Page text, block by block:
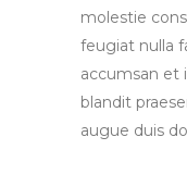
molestie
feugiat nulla
accumsan et
blandit
augue duis